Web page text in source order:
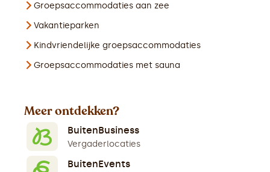
Groepsaccommodaties aan zee
Vakantieparken
Kindvriendelijke groepsaccommodaties
Groepsaccommodaties met sauna
Meer ontdekken?
BuitenBusiness
Vergaderlocaties
BuitenEvents